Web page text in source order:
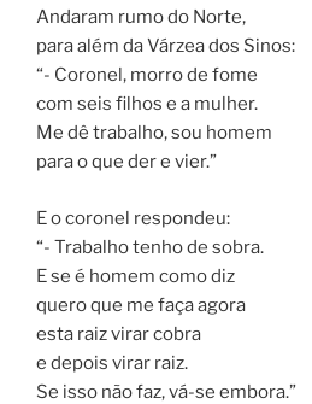
Andaram rumo do Norte,
para além da Várzea dos Sinos:
“- Coronel, morro de fome
com seis filhos e a mulher.
Me dê trabalho, sou homem
para o que der e vier.”
E o coronel respondeu:
“- Trabalho tenho de sobra.
E se é homem como diz
quero que me faça agora
esta raiz virar cobra
e depois virar raiz.
Se isso não faz, vá-se embora.”